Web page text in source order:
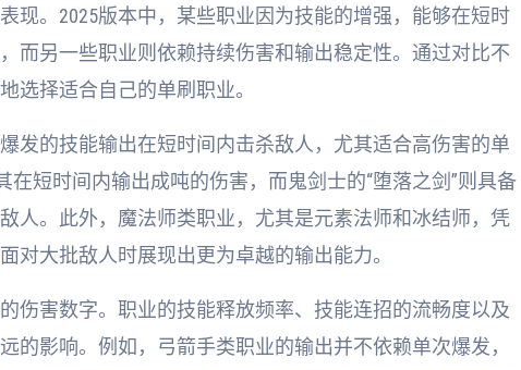
现。2025版本中，某些职业因为技能的增强，能够在短时
而另一些职业则依赖持续伤害和输出稳定性。通过对比不
选择适合自己的单刷职业。
发的技能输出在短时间内击杀敌人，尤其适合高伤害的单
在短时间内输出成吨的伤害，而鬼剑士的“堕落之剑”则具备
人。此外，魔法师类职业，尤其是元素法师和冰结师，凭
对大批敌人时展现出更为卓越的输出能力。
伤害数字。职业的技能释放频率、技能连招的流畅度以及
的影响。例如，弓箭手类职业的输出并不依赖单次爆发，